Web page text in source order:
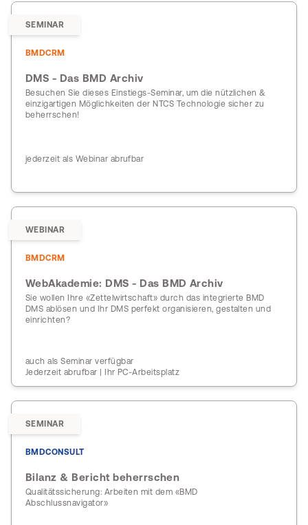
SEMINAR
BMDCRM
DMS - Das BMD Archiv
Besuchen Sie dieses Einstiegs-Seminar, um die nützlichen &
einzigartigen Möglichkeiten der NTCS Technologie sicher zu
beherrschen!
jederzeit als Webinar abrufbar
WEBINAR
BMDCRM
WebAkademie: DMS - Das BMD Archiv
Sie wollen Ihre «Zettelwirtschaft» durch das integrierte BMD
DMS ablösen und Ihr DMS perfekt organisieren, gestalten und
einrichten?
auch als Seminar verfügbar
Jederzeit abrufbar | Ihr PC-Arbeitsplatz
SEMINAR
BMDCONSULT
Bilanz & Bericht beherrschen
Qualitätssicherung: Arbeiten mit dem «BMD
Abschlussnavigator»